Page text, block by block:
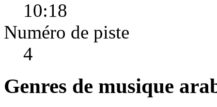
10:18
Numéro de piste
4
Genres de musique